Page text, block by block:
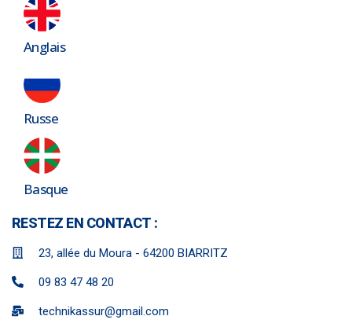
Anglais
Russe
Basque
RESTEZ EN CONTACT :
23, allée du Moura - 64200 BIARRITZ
09 83 47 48 20
technikassur@gmail.com